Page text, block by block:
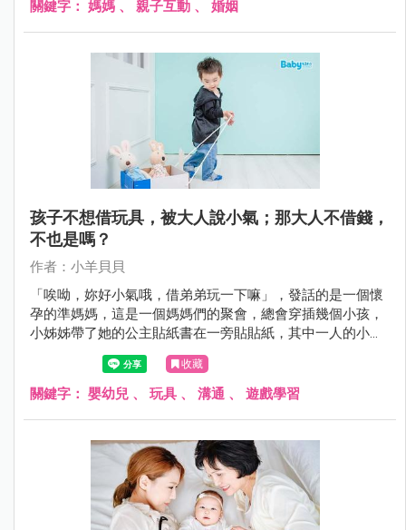
關鍵字： 媽媽 、 親子互動 、 婚姻
孩子不想借玩具，被大人說小氣；那大人不借錢，
不也是嗎？
作者：小羊貝貝
「唉呦，妳好小氣哦，借弟弟玩一下嘛」，發話的是一個懷
孕的準媽媽，這是一個媽媽們的聚會，總會穿插幾個小孩，
小姊姊帶了她的公主貼紙書在一旁貼貼紙，其中一人的小兒
子也想玩，小姊姊不肯借，二個孩子的媽媽都沒講話，倒是
這位不關她事的準媽媽先說話了：「姊姊好小氣哦，借弟弟
玩一下嘛！」
收藏
關鍵字： 嬰幼兒 、 玩具 、 溝通 、 遊戲學習